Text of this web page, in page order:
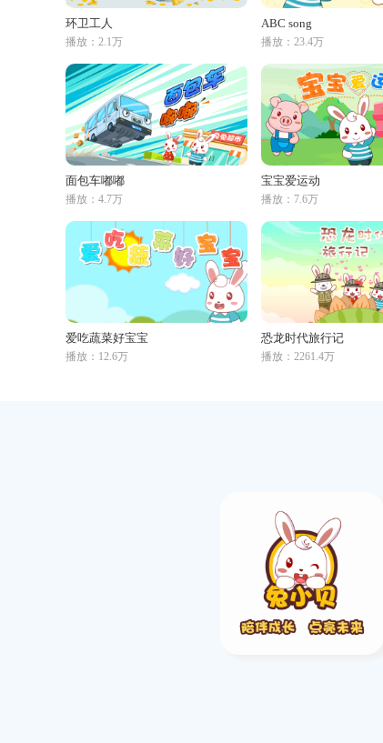
环卫工人
播放：2.1万
ABC song
播放：23.4万
面包车嘟嘟
播放：4.7万
宝宝爱运动
播放：7.6万
爱吃蔬菜好宝宝
播放：12.6万
恐龙时代旅行记
播放：2261.4万